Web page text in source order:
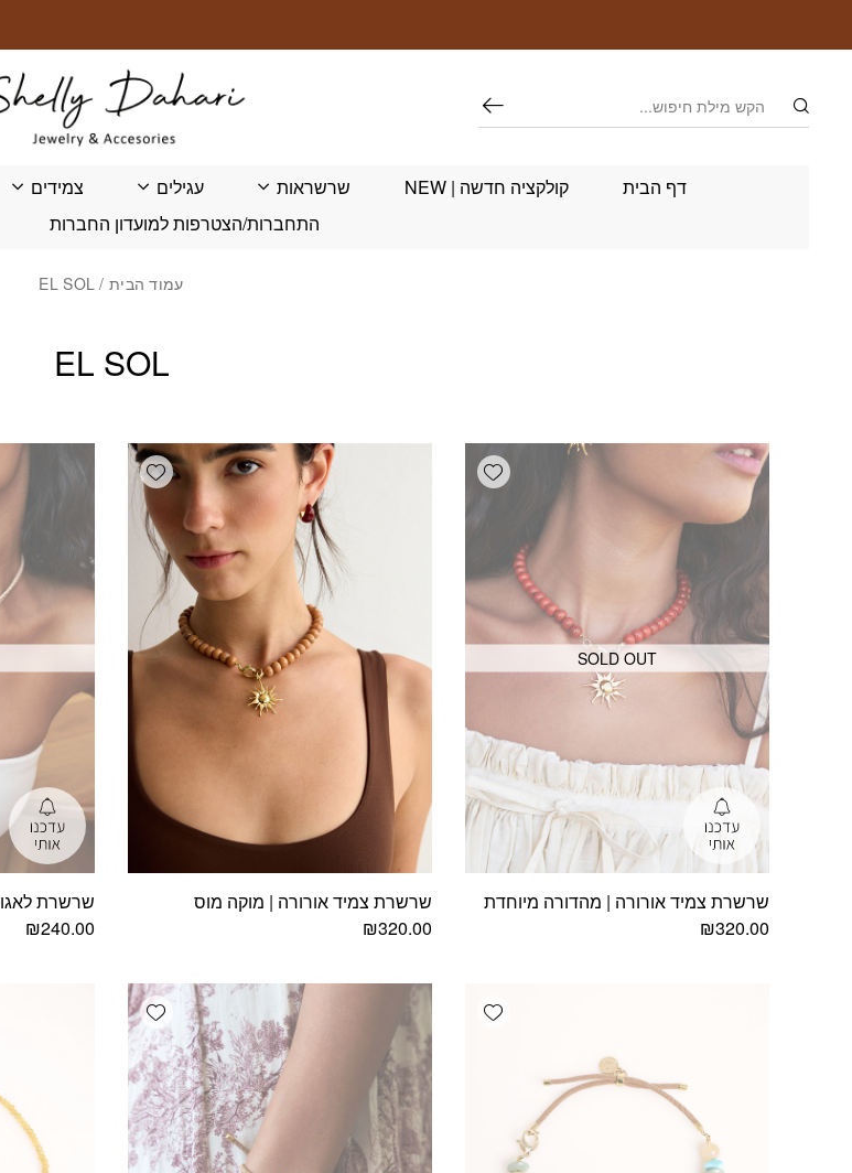
חיפוש
דף הבית קולקציה חדשה | NEW שרשראות עגילים צמידים
התחברות/הצטרפות למועדון החברות
עמוד הבית / EL SOL
EL SOL
Add wishlist
SOLD OUT
שרשרת צמיד אורורה | מהדורה מיוחדת
₪320.00
Add wishlist
שרשרת צמיד אורורה | מוקה מוס
₪320.00
שרשרת לאגו
₪240.00
Add wishlist
Add wishlist